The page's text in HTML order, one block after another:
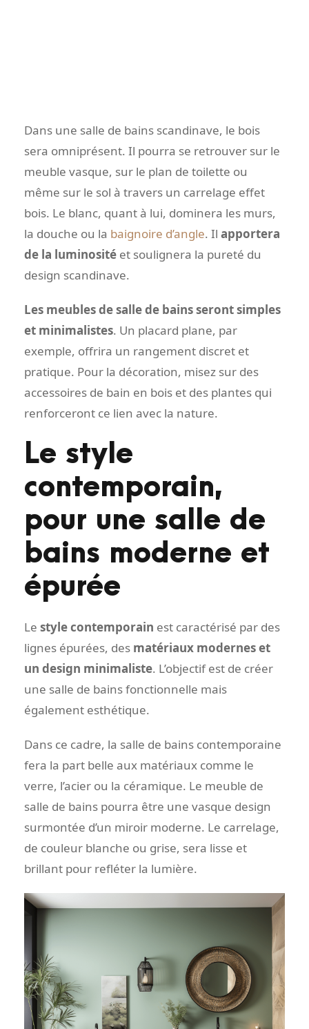
Dans une salle de bains scandinave, le bois
sera omniprésent. Il pourra se retrouver sur le
meuble vasque, sur le plan de toilette ou
même sur le sol à travers un carrelage effet
bois. Le blanc, quant à lui, dominera les murs,
la douche ou la baignoire d’angle. Il apportera
de la luminosité et soulignera la pureté du
design scandinave.
Les meubles de salle de bains seront simples
et minimalistes. Un placard plane, par
exemple, offrira un rangement discret et
pratique. Pour la décoration, misez sur des
accessoires de bain en bois et des plantes qui
renforceront ce lien avec la nature.
Le style
contemporain,
pour une salle de
bains moderne et
épurée
Le style contemporain est caractérisé par des
lignes épurées, des matériaux modernes et
un design minimaliste. L’objectif est de créer
une salle de bains fonctionnelle mais
également esthétique.
Dans ce cadre, la salle de bains contemporaine
fera la part belle aux matériaux comme le
verre, l’acier ou la céramique. Le meuble de
salle de bains pourra être une vasque design
surmontée d’un miroir moderne. Le carrelage,
de couleur blanche ou grise, sera lisse et
brillant pour refléter la lumière.